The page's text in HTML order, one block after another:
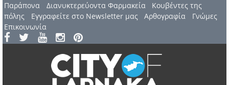
Παράπονα Διανυκτερεύοντα Φαρμακεία
Kουβέντες της
πόλης
Εγγραφείτε στο Newsletter μας Αρθογραφία
Γνώμες
Επικοινωνία